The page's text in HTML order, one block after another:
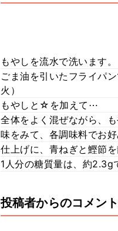
もやしを流水で洗います。
ごま油を引いたフライパ
火）
もやしと☆を加えて⋯
全体をよく混ぜながら、も
味をみて、各調味料でお
仕上げに、青ねぎと鰹節
1人分の糖質量は、約2.3g
投稿者からのコメント